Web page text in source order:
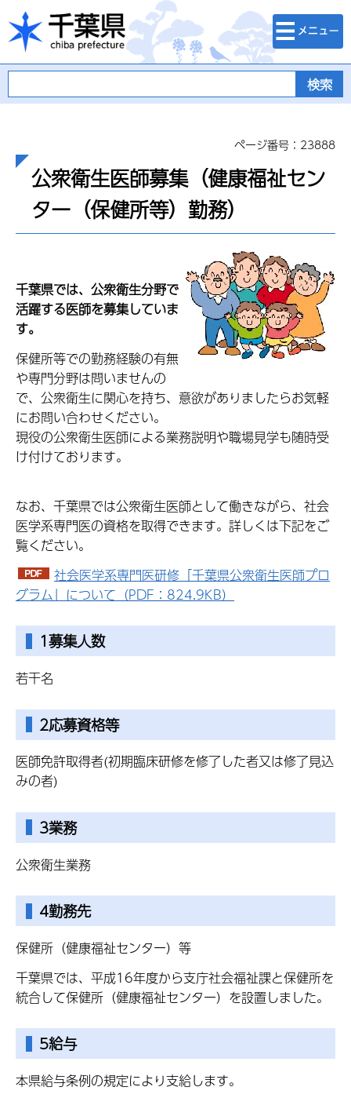
千葉県
検索・メニュ
ー
ページ番号：23888
公衆衛生医師募集（健康福祉セン
ター（保健所等）勤務）
千葉県では、公衆衛生分野で
活躍する医師を募集していま
す。
保健所等での勤務経験の有無
や専門分野は問いませんの
で、公衆衛生に関心を持ち、意欲がありましたらお気軽
にお問い合わせください。
現役の公衆衛生医師による業務説明や職場見学も随時受
け付けております。
なお、千葉県では公衆衛生医師として働きながら、社会
医学系専門医の資格を取得できます。詳しくは下記をご
覧ください。
社会医学系専門医研修「千葉県公衆衛生医師プロ
グラム」について（PDF：824.9KB）
1募集人数
若干名
2応募資格等
医師免許取得者(初期臨床研修を修了した者又は修了見込
みの者)
3業務
公衆衛生業務
4勤務先
保健所（健康福祉センター）等
千葉県では、平成16年度から支庁社会福祉課と保健所を
統合して保健所（健康福祉センター）を設置しました。
5給与
本県給与条例の規定により支給します。